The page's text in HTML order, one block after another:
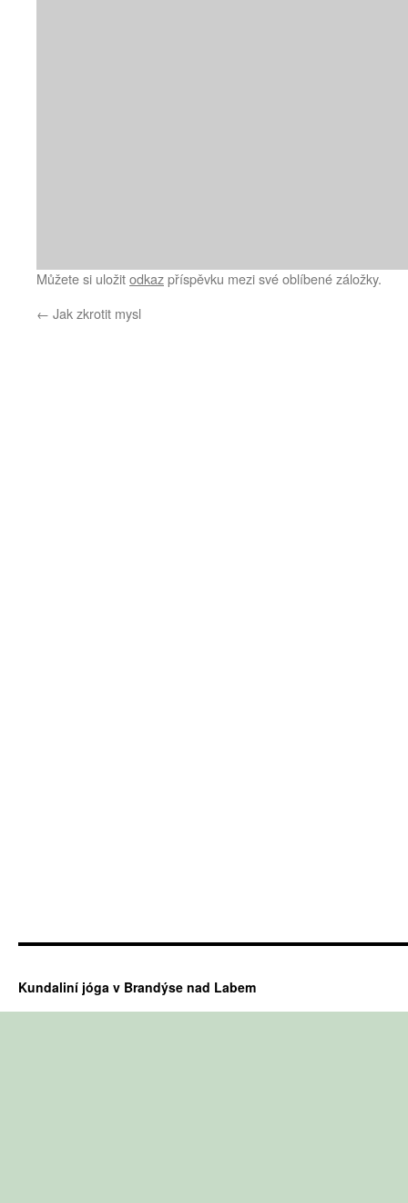
Můžete si uložitodkazpříspěvku mezi své oblíbené záložky.
← Jak zkrotit mysl
Kundaliní jóga v Brandýse nad Labem